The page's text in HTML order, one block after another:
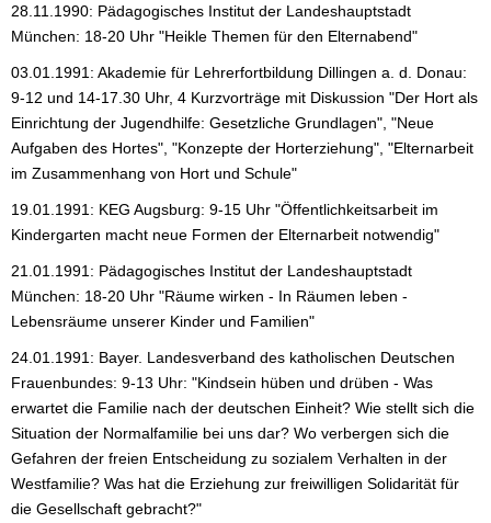
28.11.1990: Pädagogisches Institut der Landeshauptstadt
München: 18-20 Uhr "Heikle Themen für den Elternabend"
03.01.1991: Akademie für Lehrerfortbildung Dillingen a. d. Donau:
9-12 und 14-17.30 Uhr, 4 Kurzvorträge mit Diskussion "Der Hort als
Einrichtung der Jugendhilfe: Gesetzliche Grundlagen", "Neue
Aufgaben des Hortes", "Konzepte der Horterziehung", "Elternarbeit
im Zusammenhang von Hort und Schule"
19.01.1991: KEG Augsburg: 9-15 Uhr "Öffentlichkeitsarbeit im
Kindergarten macht neue Formen der Elternarbeit notwendig"
21.01.1991: Pädagogisches Institut der Landeshauptstadt
München: 18-20 Uhr "Räume wirken - In Räumen leben -
Lebensräume unserer Kinder und Familien"
24.01.1991: Bayer. Landesverband des katholischen Deutschen
Frauenbundes: 9-13 Uhr: "Kindsein hüben und drüben - Was
erwartet die Familie nach der deutschen Einheit? Wie stellt sich die
Situation der Normalfamilie bei uns dar? Wo verbergen sich die
Gefahren der freien Entscheidung zu sozialem Verhalten in der
Westfamilie? Was hat die Erziehung zur freiwilligen Solidarität für
die Gesellschaft gebracht?"